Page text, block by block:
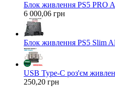
Блок живлення PS5 PRO
6 000,06 грн
Блок живлення PS5 Slim
USB Type-C роз'єм
250,20 грн